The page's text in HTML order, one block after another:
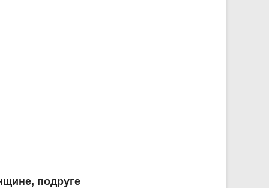
подруге